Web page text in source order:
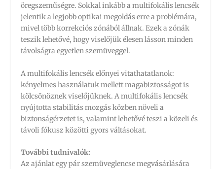
öregszeműségre. Sokkal inkább a multifokális lencsék
jelentik a legjobb optikai megoldás erre a problémára,
mivel több korrekciós zónából állnak. Ezek a zónák
teszik lehetővé, hogy viselőjük élesen lásson minden
távolságra egyetlen szemüveggel.
A multifokális lencsék előnyei vitathatatlanok:
kényelmes használatuk mellett magabiztosságot is
kölcsönöznek viselőjüknek. A multifokális lencsék
nyújtotta stabilitás mozgás közben növeli a
biztonságérzetet is, valamint lehetővé teszi a közeli és
távoli fókusz közötti gyors váltásokat.
További tudnivalók:
Az ajánlat egy pár szemüveglencse megvásárlására